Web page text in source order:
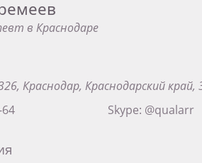
в Краснодаре
Краснодар, Краснодарский край,
Skype: @qualarr